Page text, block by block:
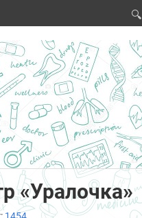
🔍
«Уралочка»